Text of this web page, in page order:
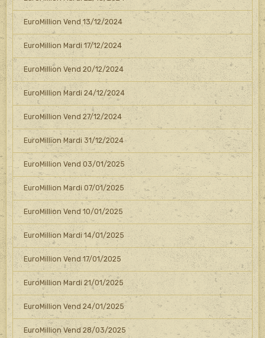
EuroMillion Vend 13/12/2024
EuroMillion Mardi 17/12/2024
EuroMillion Vend 20/12/2024
EuroMillion Mardi 24/12/2024
EuroMillion Vend 27/12/2024
EuroMillion Mardi 31/12/2024
EuroMillion Vend 03/01/2025
EuroMillion Mardi 07/01/2025
EuroMillion Vend 10/01/2025
EuroMillion Mardi 14/01/2025
EuroMillion Vend 17/01/2025
EuroMillion Mardi 21/01/2025
EuroMillion Vend 24/01/2025
EuroMillion Vend 28/03/2025